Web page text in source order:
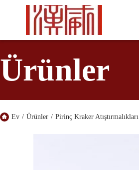
Ürünler
Ev / Ürünler / Pirinç Kraker Atıştırmalıkları